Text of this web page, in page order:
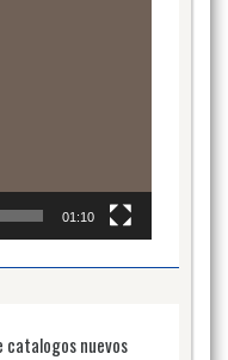
01:10
catalogos nuevos